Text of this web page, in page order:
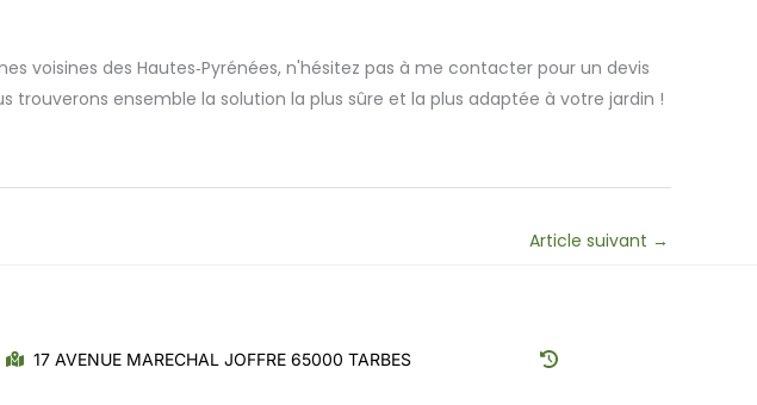
voisines des Hautes‑Pyrénées, n'hésitez pas à me contacter pour un devis
ensemble la solution la plus sûre et la plus adaptée à votre jardin !
Article suivant →
17 AVENUE MARECHAL JOFFRE 65000 TARBES